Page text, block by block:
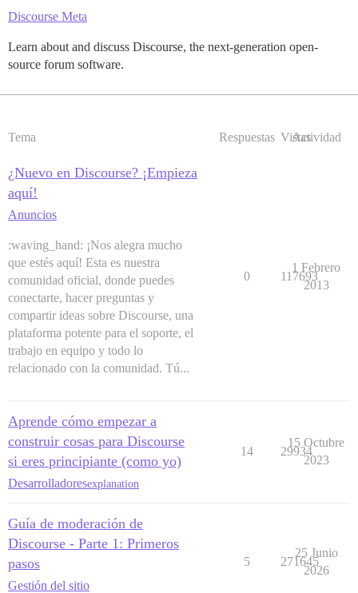
Discourse Meta
Learn about and discuss Discourse, the next-generation open-
source forum software.
Tema Respuestas Vistas
Actividad
¿Nuevo en Discourse? ¡Empieza
aquí!
Anuncios
:waving_hand: ¡Nos alegra mucho
que estés aquí! Esta es nuestra
comunidad oficial, donde puedes
conectarte, hacer preguntas y
compartir ideas sobre Discourse, una
plataforma potente para el soporte, el
trabajo en equipo y todo lo
relacionado con la comunidad. Tú...
0 117693
1 Febrero
2013
Aprende cómo empezar a
construir cosas para Discourse
si eres principiante (como yo)
Desarrolladoresexplanation
14 29934
15 Octubre
2023
Guía de moderación de
Discourse - Parte 1: Primeros
pasos
Gestión del sitio
5 271645
25 Junio
2026